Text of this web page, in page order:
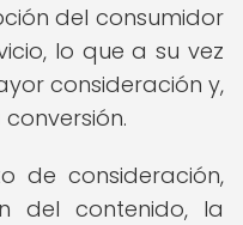
del consumidor
lo que a su vez
consideración y,
de consideración,
del contenido, la